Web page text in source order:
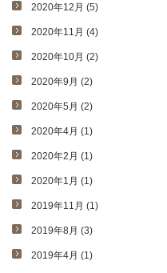
2020年12月 (5)
2020年11月 (4)
2020年10月 (2)
2020年9月 (2)
2020年5月 (2)
2020年4月 (1)
2020年2月 (1)
2020年1月 (1)
2019年11月 (1)
2019年8月 (3)
2019年4月 (1)